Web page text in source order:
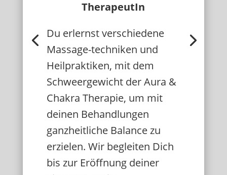
TherapeutIn
Du erlernst verschiedene
Massage-techniken und
Heilpraktiken, mit dem
Schweergewicht der Aura &
Chakra Therapie, um mit
deinen Behandlungen
ganzheitliche Balance zu
erzielen. Wir begleiten Dich
bis zur Eröffnung deiner